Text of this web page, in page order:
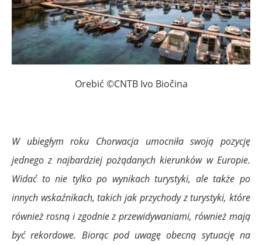
Orebić ©CNTB Ivo Biočina
W ubiegłym roku Chorwacja umocniła swoją pozycję
jednego z najbardziej pożądanych kierunków w Europie.
Widać to nie tylko po wynikach turystyki, ale także po
innych wskaźnikach, takich jak przychody z turystyki, które
również rosną i zgodniez przewidywaniami, również mają
być rekordowe. Biorąc pod uwagę obecną sytuację na